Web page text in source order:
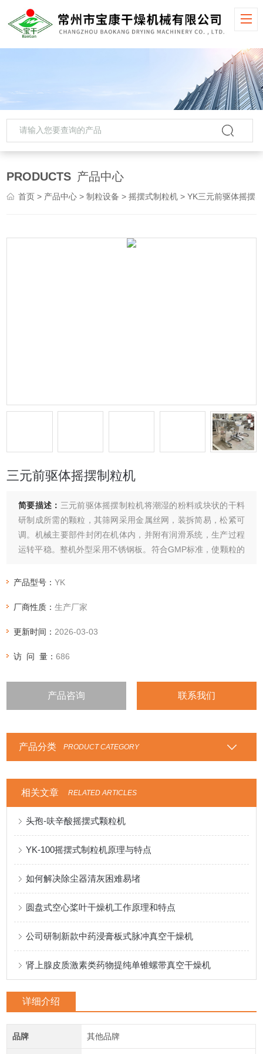
PRODUCTS 产品中心
首页 > 产品中心 >制粒设备 >摇摆式制粒机 > YK三元前驱体摇摆制粒机
三元前驱体摇摆制粒机
简要描述： 三元前驱体摇摆制粒机将潮湿的粉料或块状的干料
研制成所需的颗粒，其筛网采用金属丝网，装拆简易，松紧可
调。机械主要部件封闭在机体内，并附有润滑系统，生产过程
运转平稳。整机外型采用不锈钢板。符合GMP标准，使颗粒的
产品型号：YK
厂商性质：生产厂家
更新时间： 2026-03-03
访 问 量：686
产品咨询 联系我们
产品分类 PRODUCT CATEGORY
相关文章 RELATED ARTICLES
头孢-呋辛酸摇摆式颗粒机
YK-100摇摆式制粒机原理与特点
如何解决除尘器清灰困难易堵
圆盘式空心桨叶干燥机工作原理和特点
公司研制新款中药浸膏板式脉冲真空干燥机
肾上腺皮质激素类药物提纯单锥螺带真空干燥机
详细介绍
品牌 其他品牌